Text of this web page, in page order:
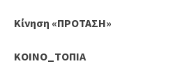
Κίνηση «ΠΡΟΤΑΣΗ»
ΚΟΙΝΟ_ΤΟΠΙΑ